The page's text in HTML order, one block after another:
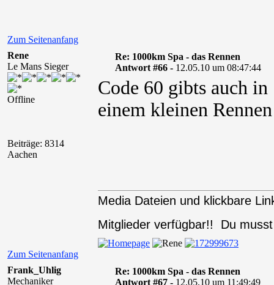
Zum Seitenanfang
Rene
Le Mans Sieger
Offline
Beiträge: 8314
Aachen
Re: 1000km Spa - das Rennen
Antwort #66 - 12.05.10 um 08:47:44
Code 60 gibts auch
einem kleinen
Zum Seitenanfang
Media Dateien und klickbare
Mitglieder verfügbar!! Du
Frank_Uhlig
Mechaniker
Re: 1000km Spa - das Rennen
Antwort #67 - 12.05.10 um 11:49:49